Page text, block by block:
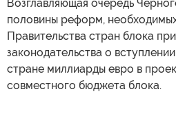
Возглавляющая очередь
половины реформ,
Правительства стран блока
законодательства о
стране миллиарды евро в
совместного бюджета блока.